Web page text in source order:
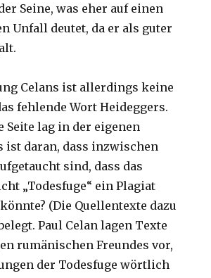
Seine, was eher auf einen
Unfall deutet, da er als guter
Celans ist allerdings keine
fehlende Wort Heideggers.
Seite lag in der eigenen
ist daran, dass inzwischen
sind, dass das
„Todesfuge“ ein Plagiat
(Die Quellentexte dazu
Paul Celan lagen Texte
rumänischen Freundes vor,
der Todesfuge wörtlich